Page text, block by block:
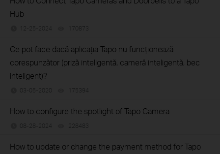
Hub
12-25-2024 170873
Ce pot face dacă aplicația Tapo nu funcționează
corespunzător (priză inteligentă, cameră inteligentă, bec
inteligent)?
03-05-2020 175394
How to configure the spotlight of Tapo Camera
08-28-2024 228483
How to update or change the payment method for Tapo